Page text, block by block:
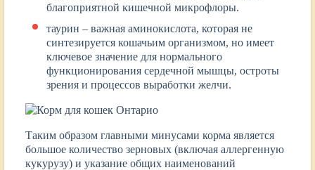
благоприятной кишечной микрофлоры.
таурин – важная аминокислота, которая не
синтезируется кошачьим организмом, но имеет
ключевое значение для нормального
функционирования сердечной мышцы, остроты
зрения и процессов выработки желчи.
Таким образом главными минусами корма является
большое количество зерновых (включая аллергенную
кукурузу) и указание общих наименований